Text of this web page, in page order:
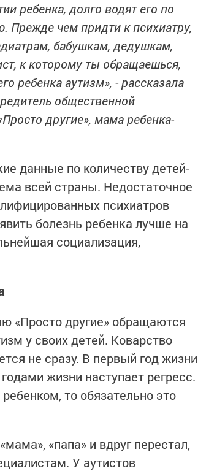
ребенка, долго водят его по
Прежде чем придти к психиатру,
бабушкам, дедушкам,
к которому ты обращаешься,
ребенка аутизм», - рассказала
общественной
другие», мама ребенка-
данные по количеству детей-
всей страны. Недостаточное
психиатров
болезнь ребенка лучше на
социализация,
«Просто другие» обращаются
у своих детей. Коварство
не сразу. В первый год жизни
жизни наступает регресс.
то обязательно это
«папа» и вдруг перестал,
У аутистов